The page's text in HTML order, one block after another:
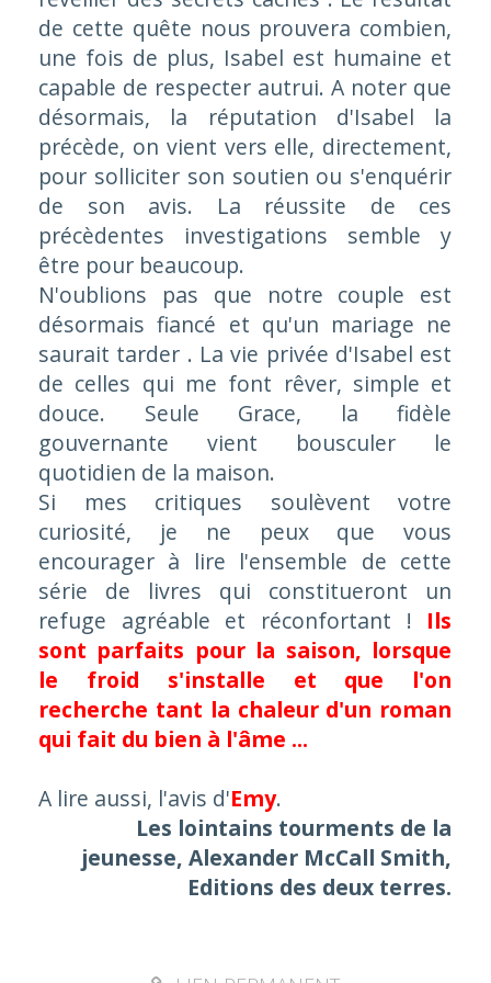
de cette quête nous prouvera combien,
une fois de plus, Isabel est humaine et
capable de respecter autrui. A noter que
désormais, la réputation d'Isabel la
précède, on vient vers elle, directement,
pour solliciter son soutien ou s'enquérir
de son avis. La réussite de ces
précèdentes investigations semble y
être pour beaucoup.
N'oublions pas que notre couple est
désormais fiancé et qu'un mariage ne
saurait tarder . La vie privée d'Isabel est
de celles qui me font rêver, simple et
douce. Seule Grace, la fidèle
gouvernante vient bousculer le
quotidien de la maison.
Si mes critiques soulèvent votre
curiosité, je ne peux que vous
encourager à lire l'ensemble de cette
série de livres qui constitueront un
refuge agréable et réconfortant ! Ils
sont parfaits pour la saison, lorsque
le froid s'installe et que l'on
recherche tant la chaleur d'un roman
qui fait du bien à l'âme ...
A lire aussi, l'avis d'Emy.
Les lointains tourments de la
jeunesse, Alexander McCall Smith,
Editions des deux terres.